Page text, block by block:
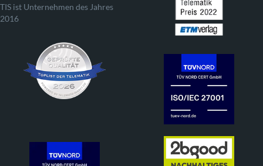
TIS ist Unternehmen des Jahres
2016